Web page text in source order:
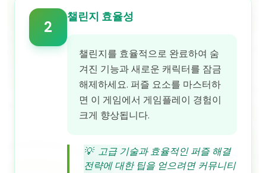
2
챌린지 효율성
챌린지를 효율적으로 완료하여 숨
겨진 기능과 새로운 캐릭터를 잠금
해제하세요. 퍼즐 요소를 마스터하
면 이 게임에서 게임플레이 경험이
크게 향상됩니다.
💡 고급 기술과 효율적인 퍼즐 해결
전략에 대한 팁을 얻으려면 커뮤니티